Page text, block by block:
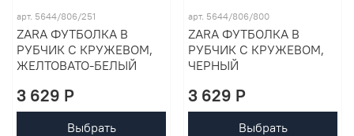
арт. 5644/806/251
ZARA ФУТБОЛКА В
РУБЧИК С КРУЖЕВОМ,
ЖЕЛТОВАТО-БЕЛЫЙ
3 629 P
Выбрать
арт. 5644/806/800
ZARA ФУТБОЛКА В
РУБЧИК С КРУЖЕВОМ,
ЧЕРНЫЙ
3 629 P
Выбрать